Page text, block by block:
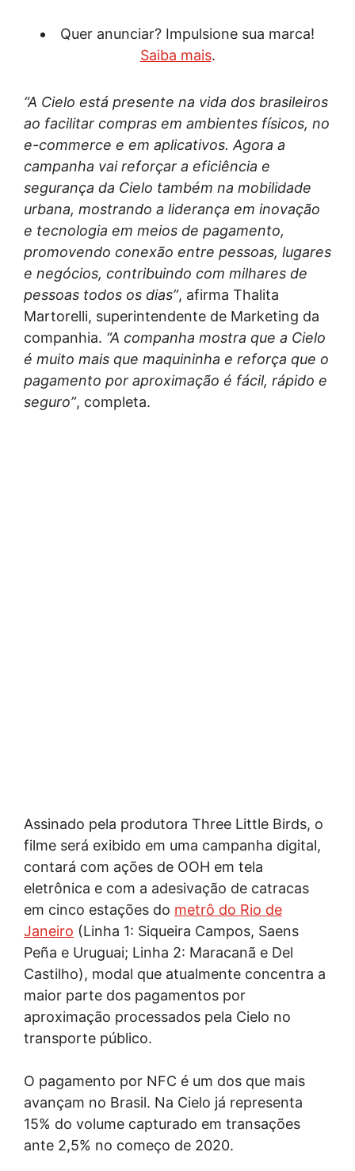
Quer anunciar? Impulsione sua marca!
Saiba mais.
“A Cielo está presente na vida dos brasileiros
ao facilitar compras em ambientes físicos, no
e-commerce e em aplicativos. Agora a
campanha vai reforçar a eficiência e
segurança da Cielo também na mobilidade
urbana, mostrando a liderança em inovação
e tecnologia em meios de pagamento,
promovendo conexão entre pessoas, lugares
e negócios, contribuindo com milhares de
pessoas todos os dias”, afirma Thalita
Martorelli, superintendente de Marketing da
companhia. “A companha mostra que a Cielo
é muito mais que maquininha e reforça que o
pagamento por aproximação é fácil, rápido e
seguro”, completa.
Assinado pela produtora Three Little Birds, o
filme será exibido em uma campanha digital,
contará com ações de OOH em tela
eletrônica e com a adesivação de catracas
em cinco estações do metrô do Rio de
Janeiro (Linha 1: Siqueira Campos, Saens
Peña e Uruguai; Linha 2: Maracanã e Del
Castilho), modal que atualmente concentra a
maior parte dos pagamentos por
aproximação processados pela Cielo no
transporte público.
O pagamento por NFC é um dos que mais
avançam no Brasil. Na Cielo já representa
15% do volume capturado em transações
ante 2,5% no começo de 2020.